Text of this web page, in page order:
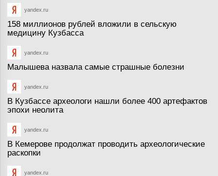
yandex.ru
158 миллионов рублей вложили в сельскую
медицину Кузбасса
yandex.ru
Малышева назвала самые страшные болезни
yandex.ru
В Кузбассе археологи нашли более 400 артефактов
эпохи неолита
yandex.ru
В Кемерове продолжат проводить археологические
раскопки
yandex.ru